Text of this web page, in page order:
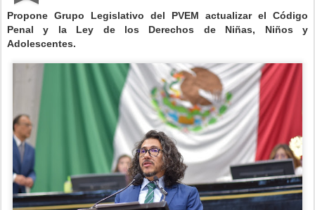
Propone Grupo Legislativo del PVEM actualizar el Código
Penal y la Ley de los Derechos de Niñas, Niños y
Adolescentes.